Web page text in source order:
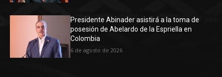
Presidente Abinader asistirá a la toma de
posesión de Abelardo de la Espriella en
Colombia
6 de agosto de 2026